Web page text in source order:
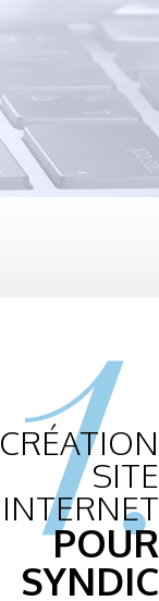
1.
CRÉATION
SITE
INTERNET
POUR
SYNDIC